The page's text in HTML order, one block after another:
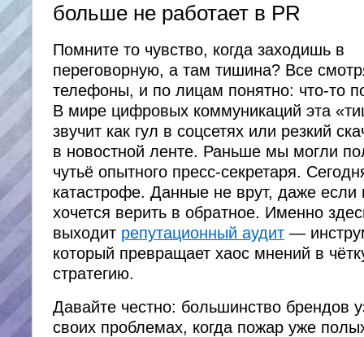
больше не работает в PR
Помните то чувство, когда заходишь в
переговорную, а там тишина? Все
телефоны, и по лицам понятно: что-то
В мире цифровых коммуникаций эта
звучит как гул в соцсетях или резкий
в новостной ленте. Раньше мы могли
чутьё опытного пресс-секретаря.
катастрофе. Данные не врут, даже если
хочется верить в обратное. Именно
выходит репутационный аудит —
который превращает хаос мнений в
стратегию.
Давайте честно: большинство брендов
своих проблемах, когда пожар уже